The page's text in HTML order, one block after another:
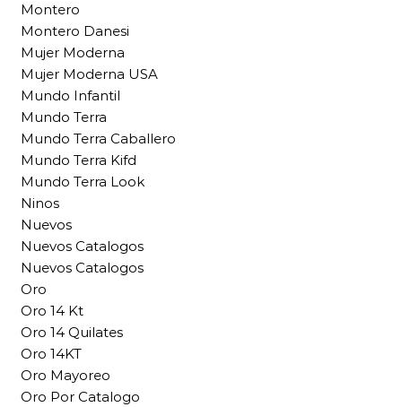
Montero
Montero Danesi
Mujer Moderna
Mujer Moderna USA
Mundo Infantil
Mundo Terra
Mundo Terra Caballero
Mundo Terra Kifd
Mundo Terra Look
Ninos
Nuevos
Nuevos Catalogos
Nuevos Catalogos
Oro
Oro 14 Kt
Oro 14 Quilates
Oro 14KT
Oro Mayoreo
Oro Por Catalogo